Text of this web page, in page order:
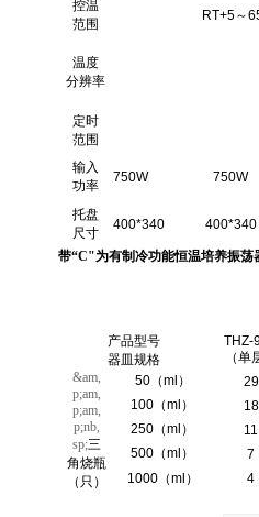
控温
范围
RT+5～
温度
分辨率
定时
范围
输入
功率
750W 750W
托盘
尺寸
400*340 400*340
带“C"为有制冷功能恒温培养振荡
产品型号
器皿规格
THZ-
（单
&am,
p;am,
p;am,
p;nb,
sp;三
角烧瓶
（ 只 ）
50 （ml ）
29
100 （ml ）
18
250 （ml ）
11
500 （ml ）
7
1000 （ml ） 4